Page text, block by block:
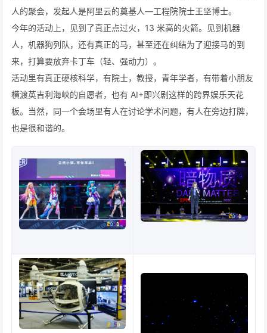
人的聚会，发起人是阿里云的奠基人—工程院院士王坚博士。
今年的活动上，见到了真正点过火，13 米高的火箭。见到机器
人，机器狗列队，还有真正的马，甚至还在纠结为了迎接马的到
来，打算要放弃卡丁车（轻、强动力）。
活动里有真正硬核科学，有院士，教授，青年学者，有带着小朋友
横渡英吉利海峡的自愿者，也有 AI+即兴剧这样的跨界娱乐天花
板。当然，同一个会场里有人在讨论学术问题，有人在旁边打牌，
也是很和谐的。